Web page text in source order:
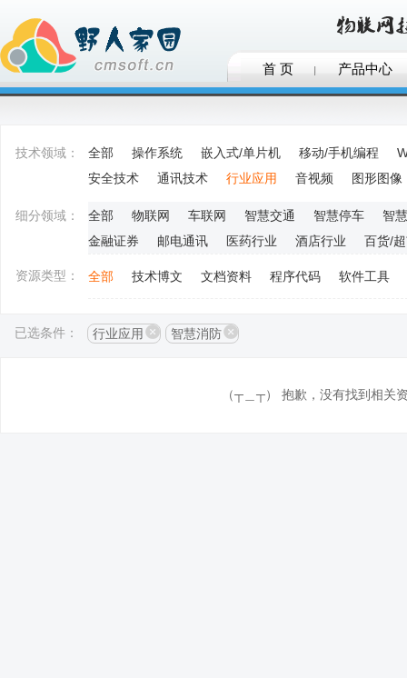
首 页 产品中心
技术领域： 全部 操作系统 嵌入式/单片机 移动/手机编程
安全技术
通讯技术 行业应用 音视频 图形图像
细分领域： 全部 物联网 车联网 智慧交通 智慧停车
智
金融证券
邮电通讯 医药行业 酒店行业 百货/
资源类型： 全部 技术博文 文档资料 程序代码 软件工具
已选条件： 行业应用 智慧消防
（┬＿┬） 抱歉，没有找到相关